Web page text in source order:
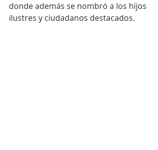
donde además se nombró a los hijos
ilustres y ciudadanos destacados.